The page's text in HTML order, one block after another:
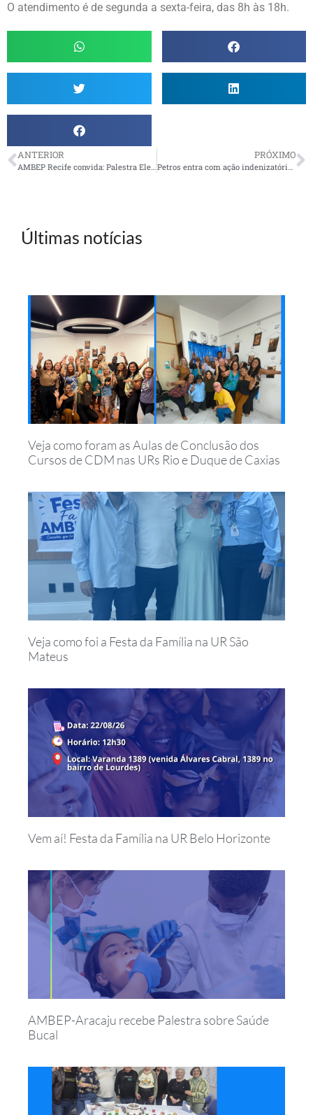
O atendimento é de segunda a sexta-feira, das 8h às 18h.
ANTERIOR
AMBEP Recife convida: Palestra Eleições Petros 2019 com nossos candidatos
PRÓXIMO
Petros entra com ação indenizatória contra ex-Dirigentes e ex-Conselheiros
Últimas notícias
Veja como foram as Aulas de Conclusão dos
Cursos de CDM nas URs Rio e Duque de Caxias
Veja como foi a Festa da Família na UR São
Mateus
Vem aí! Festa da Família na UR Belo Horizonte
AMBEP-Aracaju recebe Palestra sobre Saúde
Bucal